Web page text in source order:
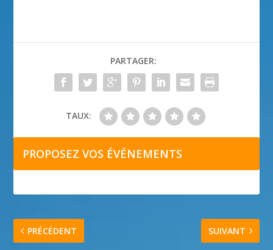
PARTAGER:
TAUX:
PROPOSEZ VOS ÉVÉNEMENTS
PRÉCÉDENT SUIVANT